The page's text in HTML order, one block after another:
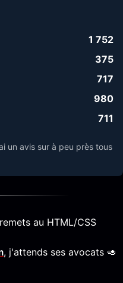
1 752
375
717
980
711
un avis sur à peu près tous
au HTML/CSS
, j'attends ses avocats 🥑